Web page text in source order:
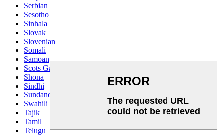
Serbian
Sesotho
Sinhala
Slovak
Slovenian
Somali
Samoan
Scots Gaelic
Shona
Sindhi
Sundanese
Swahili
Tajik
Tamil
Telugu